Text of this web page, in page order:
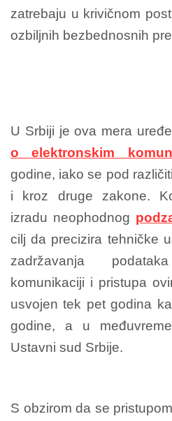
zatrebaju u krivičnom
ozbiljnih bezbednosnih
U Srbiji je ova mera
o elektronskim
godine, iako se pod
i kroz druge zakone.
izradu neophodnog
cilj da precizira tehničke
zadržavanja
komunikaciji i pristupa
usvojen tek pet godina
godine, a u
Ustavni sud Srbije.
S obzirom da se